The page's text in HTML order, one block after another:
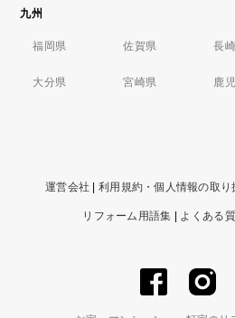
九州
福岡県 佐賀県 長
大分県 宮崎県 鹿
運営会社 利用規約・個人情報の取
リフォーム用語集 よくある